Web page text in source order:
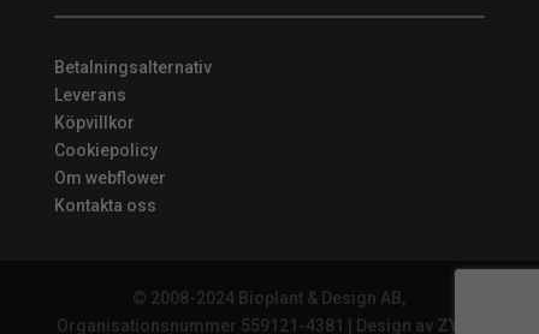
Betalningsalternativ
Leverans
Köpvillkor
Cookiepolicy
Om webflower
Kontakta oss
© 2008-2024 Bioplant & Design AB,
Organisationsnummer 559121-4381 | Design av ZYNQ